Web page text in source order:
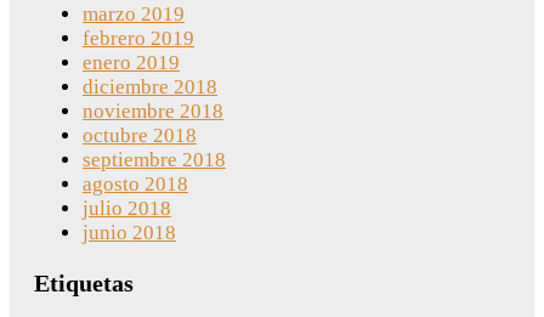
marzo 2019
febrero 2019
enero 2019
diciembre 2018
noviembre 2018
octubre 2018
septiembre 2018
agosto 2018
julio 2018
junio 2018
Etiquetas